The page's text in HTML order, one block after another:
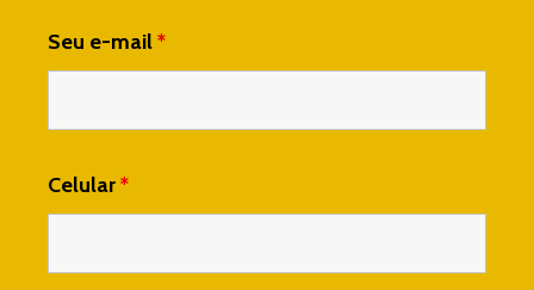
Seu e-mail*
Celular*